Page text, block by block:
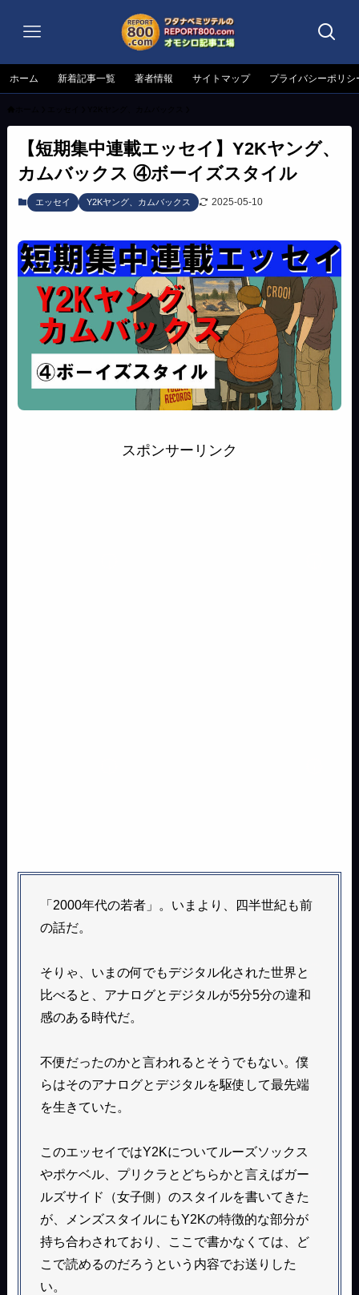
ホーム 新着記事一覧 著者情報 サイトマップ プライバシーポリシ
【短期集中連載エッセイ】Y2Kヤング、
カムバックス ④ボーイズスタイル
エッセイ Y2Kヤング、カムバックス 2025-05-10
スポンサーリンク
「2000年代の若者」。いまより、四半世紀も前
の話だ。
そりゃ、いまの何でもデジタル化された世界と
比べると、アナログとデジタルが5分5分の違和
感のある時代だ。
不便だったのかと言われるとそうでもない。僕
らはそのアナログとデジタルを駆使して最先端
を生きていた。
このエッセイではY2Kについてルーズソックス
やポケベル、プリクラとどちらかと言えばガー
ルズサイド（女子側）のスタイルを書いてきた
が、メンズスタイルにもY2Kの特徴的な部分が
持ち合わされており、ここで書かなくては、ど
こで読めるのだろうという内容でお送りした
い。